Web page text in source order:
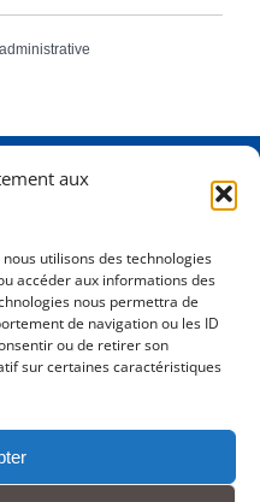
aux
utilisons des technologies
accéder aux informations des
nous permettra de
de navigation ou les ID
ou de retirer son
sur certaines caractéristiques
12h
12h
12h
- 16h à 18h00